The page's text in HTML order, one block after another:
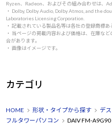
このPCはデザインもシンプル
ースにも馴染みやすいです。
また、静音性も非常に高く、
してもファンの音が気になり
総合的に見て、DAIV FM-
れるマシンです。
Ryzen、Radeon、およびその組み合わせは、
・ Dolby, Dolby Audio, Dolby Atmos, and the
Laboratories Licensing Corporation.
・ 記載されている製品名等は各社の登録商標あ
・ 当ページの掲載内容および価格は、在庫な
合があります。
・ 画像はイメージです。
カテゴリ
HOME 形状・タイプから探す
デ
フルタワーパソコン
DAIV FM-A9G90